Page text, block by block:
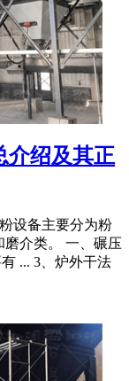
介绍及其正
设备主要分为粉
介类。 一、碾压
... 3、炉外干法